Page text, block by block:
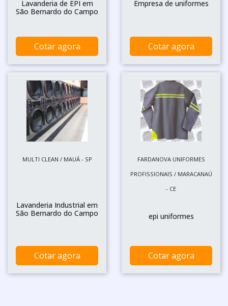
Lavanderia de EPI em
São Bernardo do Campo
Cotar agora
Empresa de uniformes
Cotar agora
MULTI CLEAN / MAUÁ - SP
Lavanderia Industrial em
São Bernardo do Campo
Cotar agora
FARDANOVA UNIFORMES
PROFISSIONAIS / MARACANAÚ
- CE
epi uniformes
Cotar agora